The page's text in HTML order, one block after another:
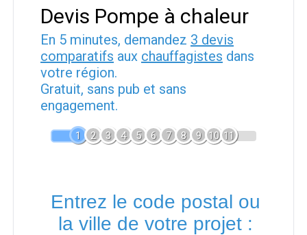
Devis Pompe à chaleur
En 5 minutes, demandez 3 devis
comparatifs aux chauffagistes dans
votre région.
Gratuit, sans pub et sans
engagement.
1 2 3 4 5 6 7 8 9 10 11
Entrez le code postal ou
la ville de votre projet :